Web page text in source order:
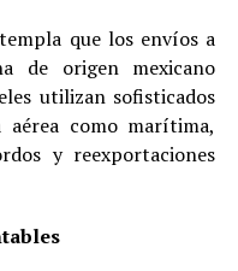
que los envíos a
de origen mexicano
utilizan sofisticados
como marítima,
y reexportaciones